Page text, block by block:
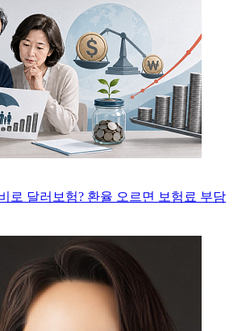
로 달러보험? 환율 오르면 보험료 부담